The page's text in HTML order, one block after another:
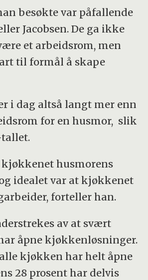
besøkte var påfallende
Jacobsen. De ga ikke
et arbeidsrom, men
til formål å skape
i dag altså langt mer enn
for en husmor, slik
tallet.
kjøkkenet husmorens
idealet var at kjøkkenet
forteller han.
av at svært
åpne kjøkkenløsninger.
alle kjøkken har helt åpne
28 prosent har delvis